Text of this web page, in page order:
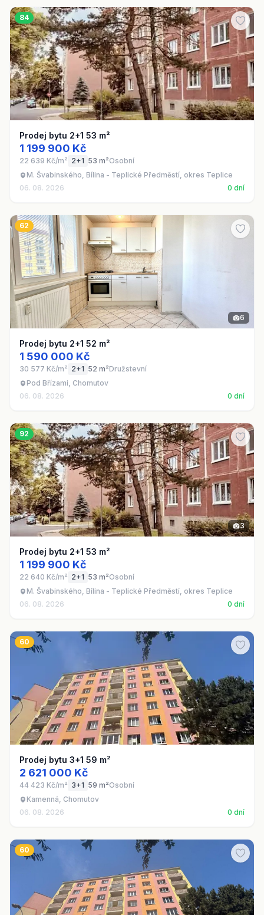
84
Prodej bytu 2+1 53 m²
1 199 900 Kč
22 639 Kč/m² 2+1 53 m²Osobní
M. Švabinského, Bílina - Teplické Předměstí, okres Teplice
06. 08. 2026
0 dní
62
6
Prodej bytu 2+1 52 m²
1 590 000 Kč
30 577 Kč/m² 2+1 52 m²Družstevní
Pod Břízami, Chomutov
06. 08. 2026
0 dní
92
3
Prodej bytu 2+1 53 m²
1 199 900 Kč
22 640 Kč/m² 2+1 53 m²Osobní
M. Švabinského, Bílina - Teplické Předměstí, okres Teplice
06. 08. 2026
0 dní
60
Prodej bytu 3+1 59 m²
2 621 000 Kč
44 423 Kč/m² 3+1 59 m²Osobní
Kamenná, Chomutov
06. 08. 2026
0 dní
60